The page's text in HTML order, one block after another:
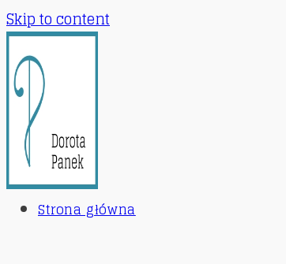
Skip to content
Strona główna